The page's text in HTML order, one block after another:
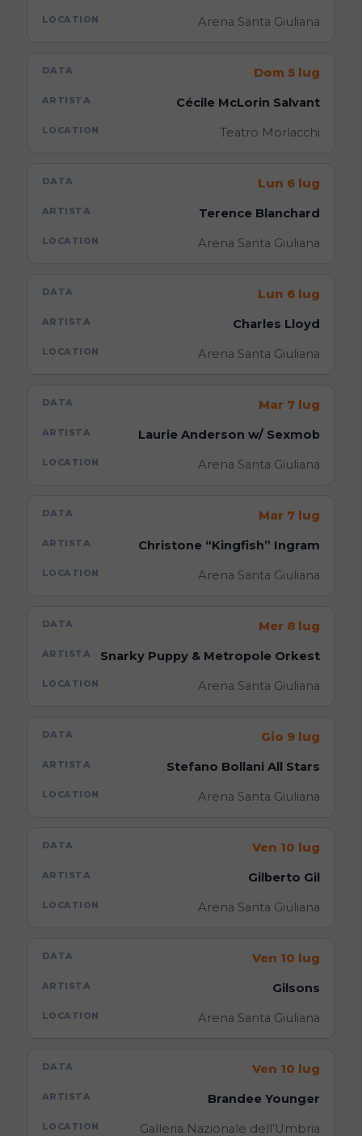
Arena Santa Giuliana
Dom 5 lug
Cécile McLorin Salvant
Teatro Morlacchi
Lun 6 lug
Terence Blanchard
Arena Santa Giuliana
Lun 6 lug
Charles Lloyd
Arena Santa Giuliana
Mar 7 lug
Laurie Anderson w/ Sexmob
Arena Santa Giuliana
Mar 7 lug
Christone “Kingfish” Ingram
Arena Santa Giuliana
Mer 8 lug
Snarky Puppy & Metropole Orkest
Arena Santa Giuliana
Gio 9 lug
Stefano Bollani All Stars
Arena Santa Giuliana
Ven 10 lug
Gilberto Gil
Arena Santa Giuliana
Ven 10 lug
Gilsons
Arena Santa Giuliana
Ven 10 lug
Brandee Younger
Galleria Nazionale dell’Umbria